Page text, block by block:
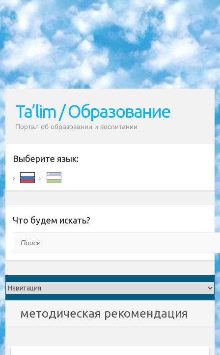
Ta’lim / Образование
Портал об образовании и воспитании
Выберите язык:
Что будем искать?
методическая рекомендация